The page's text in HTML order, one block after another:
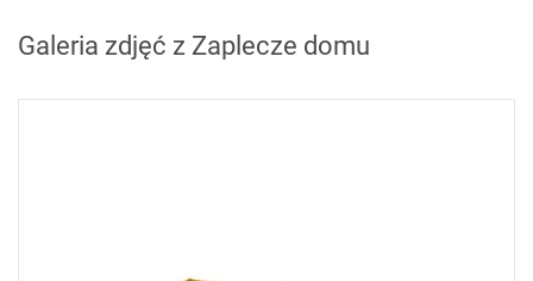
Galeria zdjęć z Zaplecze domu